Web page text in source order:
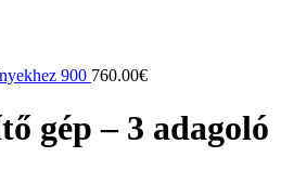
900 760.00€
gép – 3 adagoló